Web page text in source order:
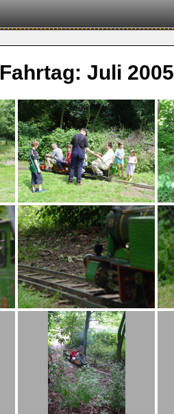
Fahrtag: Juli 2005